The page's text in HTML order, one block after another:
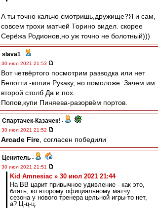
А ты точно кальчо смотришь,дружище?Я и сам,
совсем трохи матчей Торино видел. скорее
Серёжа Родионов,но уж точно не болотный)))
slava1 -
30 июл 2021 21:53
Вот четвёртого посмотрим разводка или нет
Белотти -копия Рукаку, но помоложе. Зачем им
второй столб Да и пох.
Попов,купи Пиняева-разорвём портов.
Спартачек-Казачек! -
30 июл 2021 21:52
Arcade Fire , согласен победили
Ценитель -
30 июл 2021 21:51
Kid Amnesiac » 30 июл 2021 21:44
На ВВ царит привычное удивление - как это,
блять, ко второму официальному матчу
сезона у нового тренера цельной игры-то нет,
а? Ц-ц-ц.